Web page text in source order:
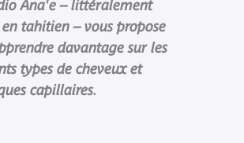
Ana'e – littéralement
tahitien – vous propose
davantage sur les
types de cheveux et
capillaires.